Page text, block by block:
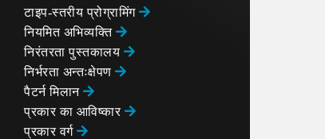
टाइप-स्तरीय प्रोग्रामिंग
नियमित अभिव्यक्ति
निरंतरता पुस्तकालय
निर्भरता अन्तःक्षेपण
पैटर्न मिलान
प्रकार का आविष्कार
प्रकार वर्ग